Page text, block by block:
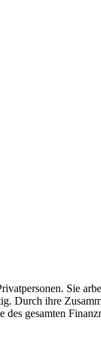
Sie
ihre
gesamten